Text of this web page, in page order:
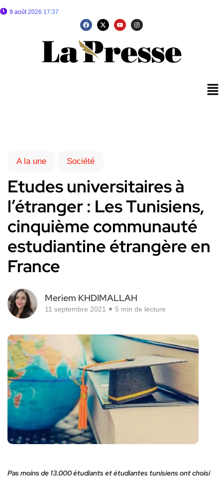
9 août 2026 17:37
A la une Société
Etudes universitaires à
l’étranger : Les Tunisiens,
cinquième communauté
estudiantine étrangère en
France
Meriem KHDIMALLAH
11 septembre 2021 5 min de lecture
Pas moins de 13.000 étudiants et étudiantes tunisiens ont choisi